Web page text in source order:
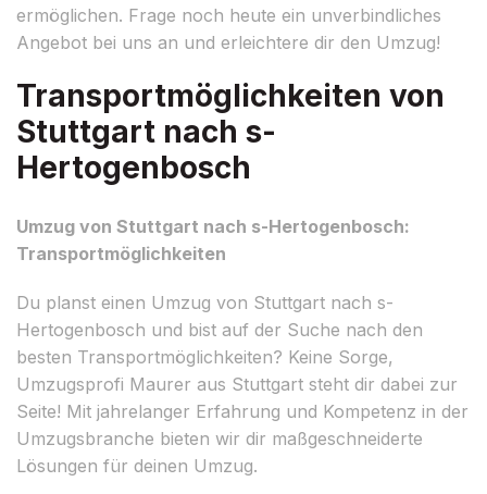
ermöglichen. Frage noch heute ein unverbindliches
Angebot bei uns an und erleichtere dir den Umzug!
Transportmöglichkeiten von
Stuttgart nach s-
Hertogenbosch
Umzug von Stuttgart nach s-Hertogenbosch:
Transportmöglichkeiten
Du planst einen Umzug von Stuttgart nach s-
Hertogenbosch und bist auf der Suche nach den
besten Transportmöglichkeiten? Keine Sorge,
Umzugsprofi Maurer aus Stuttgart steht dir dabei zur
Seite! Mit jahrelanger Erfahrung und Kompetenz in der
Umzugsbranche bieten wir dir maßgeschneiderte
Lösungen für deinen Umzug.